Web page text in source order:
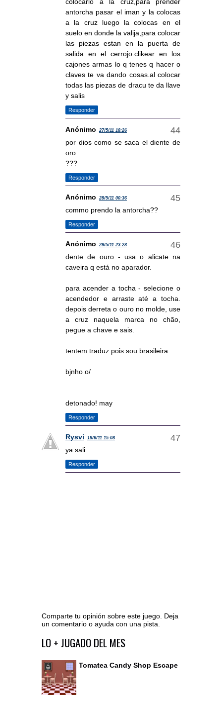
colocarlo a la cruz,para prender
antorcha pasar el iman y la colocas
a la cruz luego la colocas en el
suelo en donde la valija,para colocar
las piezas estan en la puerta de
salida en el cerrojo.clikear en los
cajones armas lo q tenes q hacer o
claves te va dando cosas.al colocar
todas las piezas de dracu te da llave
y salis
Responder
Anónimo 27/5/11 18:26
por dios como se saca el diente de
oro
???
Responder
Anónimo 28/5/11 00:36
commo prendo la antorcha??
Responder
Anónimo 29/5/11 23:28
dente de ouro - usa o alicate na
caveira q está no aparador.
para acender a tocha - selecione o
acendedor e arraste até a tocha.
depois derreta o ouro no molde, use
a cruz naquela marca no chão,
pegue a chave e sais.
tentem traduz pois sou brasileira.
bjnho o/
detonado! may
Responder
Rysvi 18/6/11 15:08
ya sali
Responder
Comparte tu opinión sobre este juego. Deja
un comentario o ayuda con una pista.
Ir al editor de comentarios
LO + JUGADO DEL MES
Tomatea Candy Shop Escape